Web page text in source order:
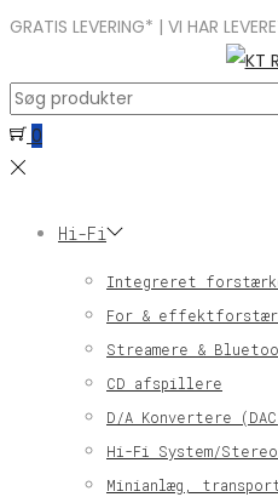
GRATIS LEVERING* | VI HAR
Search
for:>
0
Hi-Fi
Integreret
For &
Streamere &
CD afspillere
D/A Konvertere
Hi-Fi System/
Minianlæg,